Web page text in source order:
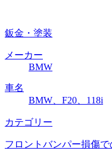
鈑金・塗装
メーカー
BMW
車名
BMW、F20、118i
カテゴリー
フロントバンパー損傷